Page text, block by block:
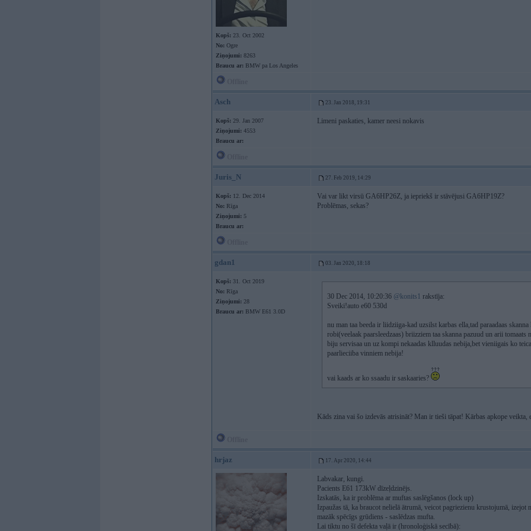
Kopš: 23. Oct 2002
No: Ogre
Ziņojumi: 8263
Braucu ar: BMW pa Los Angeles
Asch 23. Jan 2018, 19:31
Kopš: 29. Jan 2007
Ziņojumi: 4553
Braucu ar:
Limeni paskaties, kamer neesi nokavis
Juris_N 27. Feb 2019, 14:29
Kopš: 12. Dec 2014
No: Rīga
Ziņojumi: 5
Braucu ar:
Vai var likt virsū GA6HP26Z, ja iepriekš ir stāvējusi GA6HP19Z?
Problēmas, sekas?
gdan1 03. Jan 2020, 18:18
Kopš: 31. Oct 2019
No: Rīga
Ziņojumi: 28
Braucu ar: BMW E61 3.0D
30 Dec 2014, 10:20:36 @konits1 rakstīja:
Sveiki!auto e60 530d
nu man taa beeda ir liidziiga-kad uzsilst karbas ella,tad paraadaas
robi(veelaak paarsleedzaas) briizziem taa skanna pazuud un arii tomaats
biju servisaa un uz kompi nekaadas klluudas nebija,bet vieniigais ko
paarlieciiba vinniem nebija!
vai kaads ar ko ssaadu ir saskaaries?
Kāds zina vai šo izdevās atrisināt? Man ir tieši tāpat! Kārbas apkope veikta,
hrjaz 17. Apr 2020, 14:44
Labvakar, kungi.
Pacients E61 173kW dīzeļdzinējs.
Izskatās, ka ir problēma ar muftas saslēgšanos (lock up)
Izpaužas tā, ka braucot nelielā ātrumā, veicot pagriezienu krustojumā,
mazāk spēcīgs grūdiens - saslēdzas mufta.
Lai tiktu no šī defekta vaļā ir (hronoloģiskā secībā):